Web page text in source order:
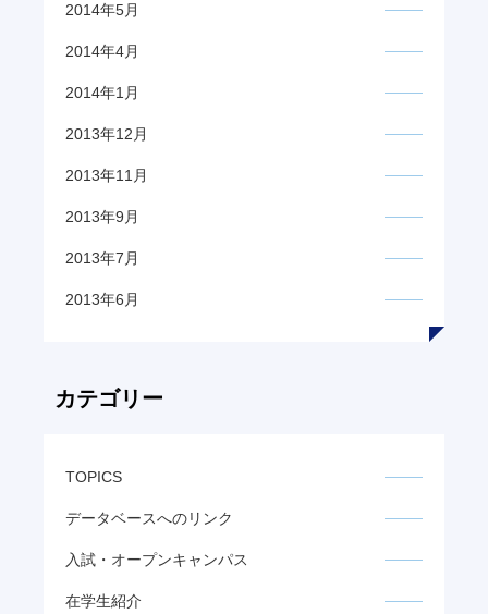
2014年5月
2014年4月
2014年1月
2013年12月
2013年11月
2013年9月
2013年7月
2013年6月
カテゴリー
TOPICS
データベースへのリンク
入試・オープンキャンパス
在学生紹介